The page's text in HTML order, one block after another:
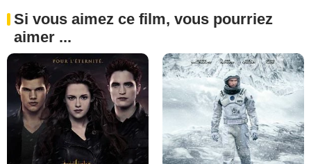
Si vous aimez ce film, vous pourriez
aimer ...